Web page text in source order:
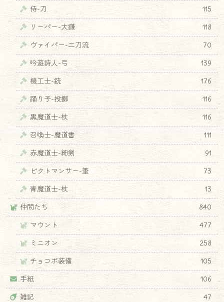
侍-刀
115
リーパー-大鎌
118
ヴァイパー-二刀流
70
吟遊詩人-弓
139
機工士-銃
176
踊り子-投擲
116
黒魔道士-杖
116
召喚士-魔道書
111
赤魔道士-細剣
91
ピクトマンサー-筆
73
青魔道士-杖
13
仲間たち
840
マウント
477
ミニオン
258
チョコボ装備
105
手紙
106
雑記
47